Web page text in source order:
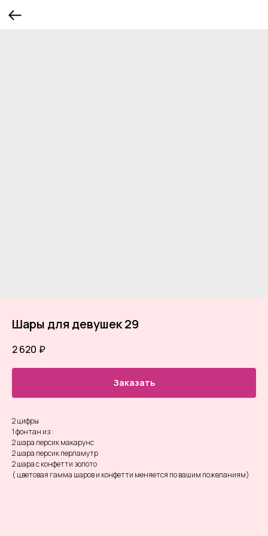
Шары для девушек 29
2 620 ₽
Заказать
2 цифры
1 фонтан из :
2 шара персик макарунс
2 шара персик перламутр
2 шара с конфетти золото
( цветовая гамма шаров и конфетти меняется по вашим пожеланиям)